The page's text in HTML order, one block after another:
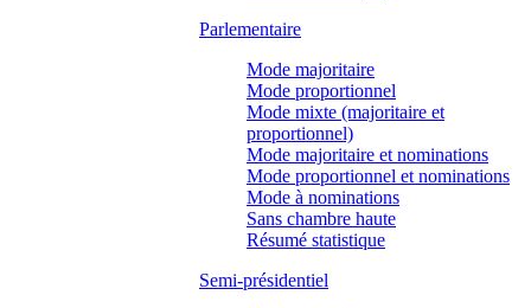
Parlementaire
Mode majoritaire
Mode proportionnel
Mode mixte (majoritaire et
proportionnel)
Mode majoritaire et nominations
Mode proportionnel et nominations
Mode à nominations
Sans chambre haute
Résumé statistique
Semi-présidentiel